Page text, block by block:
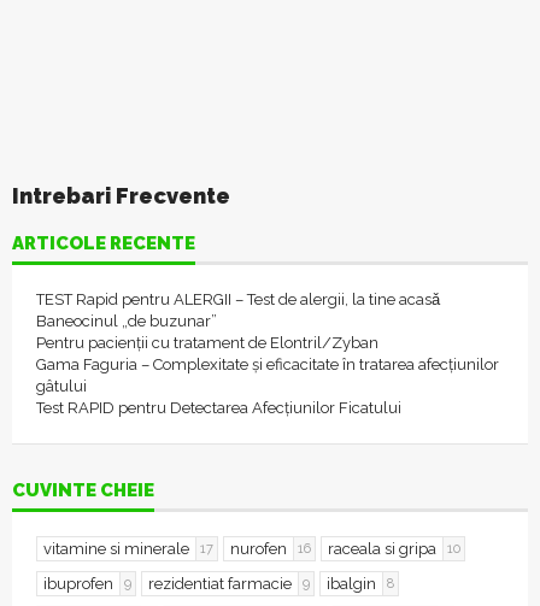
Intrebari Frecvente
ARTICOLE RECENTE
TEST Rapid pentru ALERGII – Test de alergii, la tine acasǎ
Baneocinul „de buzunar”
Pentru pacienții cu tratament de Elontril/Zyban
Gama Faguria – Complexitate și eficacitate în tratarea afecțiunilor
gâtului
Test RAPID pentru Detectarea Afecțiunilor Ficatului
CUVINTE CHEIE
vitamine si minerale 17 nurofen 16 raceala si gripa 10
ibuprofen 9 rezidentiat farmacie 9 ibalgin 8